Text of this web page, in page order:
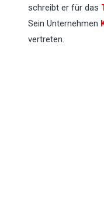
schreibt er für das
Sein Unternehmen
vertreten.